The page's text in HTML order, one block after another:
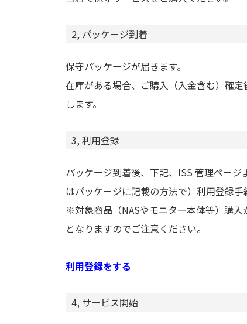
2, パッケージ到着
保守パッケージが届きます。
在庫がある場合、ご購入（入金含む）確定
します。
3, 利用登録
パッケージ到着後、下記、ISS 管理ページ
はパッケージに記載の方法で） 利用登録手
※対象商品（NASやモニター本体等）購入
となりますのでご注意ください。
利用登録をする
4, サービス開始